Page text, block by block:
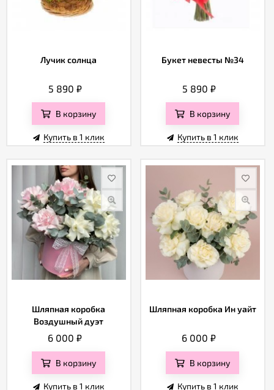
Лучик солнца
5 890 ₽
В корзину
Купить в 1 клик
Букет невесты №34
5 890 ₽
В корзину
Купить в 1 клик
Шляпная коробка
Воздушный дуэт
6 000₽
В корзину
Купить в 1 клик
Шляпная коробка Ин уайт
6 000₽
В корзину
Купить в 1 клик